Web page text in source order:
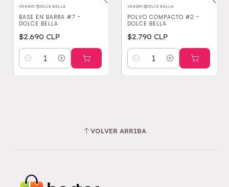
VG8403-7|DOLCE BELLA
BASE EN BARRA #7 -
DOLCE BELLA
$2.690 CLP
Cantidad
VG8209-2|DOLCE BELLA
POLVO COMPACTO #2 -
DOLCE BELLA
$2.790 CLP
Cantidad
VOLVER ARRIBA